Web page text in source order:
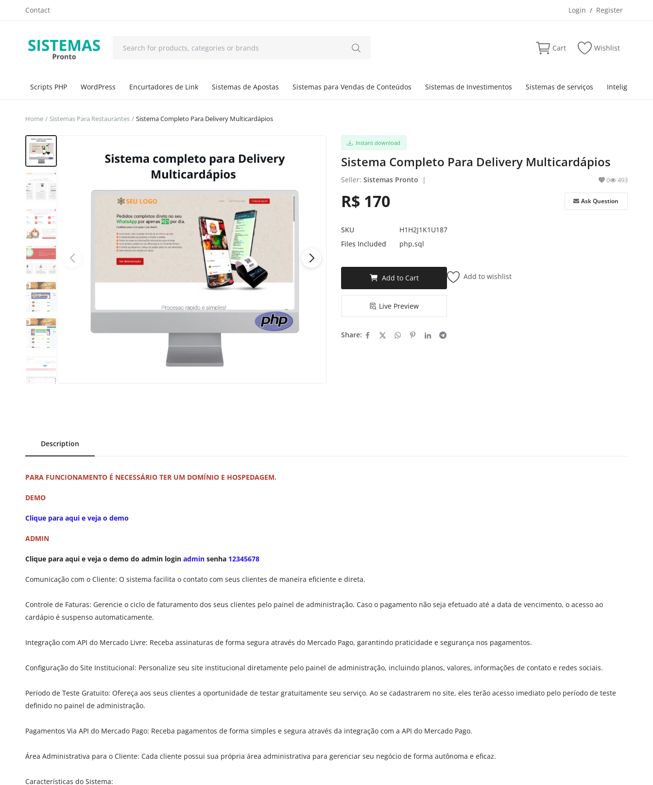
Contact Login / Register
Cart Wishlist
Scripts PHP WordPress Encurtadores de Link Sistemas de Apostas Sistemas para Vendas de Conteúdos Sistemas de Investimentos Sistemas de serviços Inteligência
Home Sistemas Para Restaurantes Sistema Completo Para Delivery Multicardápios
Instant download
Sistema Completo Para Delivery Multicardápios
Seller:Sistemas Pronto | 0 493
R$ 170 Ask Question
SKU
H1H2J1K1U187
Files Included
php,sql
Add to Cart Add to wishlist
Live Preview
Share:
Description
PARA FUNCIONAMENTO É NECESSÁRIO TER UM DOMÍNIO E HOSPEDAGEM.
DEMO
Clique para aqui e veja o demo
ADMIN
Clique para aqui e veja o demo do admin login admin senha 12345678
Comunicação com o Cliente: O sistema facilita o contato com seus clientes de maneira eficiente e direta.
Controle de Faturas: Gerencie o ciclo de faturamento dos seus clientes pelo painel de administração. Caso o pagamento não seja efetuado até a data de vencimento, o acesso ao
cardápio é suspenso automaticamente.
Integração com API do Mercado Livre: Receba assinaturas de forma segura através do Mercado Pago, garantindo praticidade e segurança nos pagamentos.
Configuração do Site Institucional: Personalize seu site institucional diretamente pelo painel de administração, incluindo planos, valores, informações de contato e redes sociais.
Período de Teste Gratuito: Ofereça aos seus clientes a oportunidade de testar gratuitamente seu serviço. Ao se cadastrarem no site, eles terão acesso imediato pelo período de teste
definido no painel de administração.
Pagamentos Via API do Mercado Pago: Receba pagamentos de forma simples e segura através da integração com a API do Mercado Pago.
Área Administrativa para o Cliente: Cada cliente possui sua própria área administrativa para gerenciar seu negócio de forma autônoma e eficaz.
Características do Sistema: